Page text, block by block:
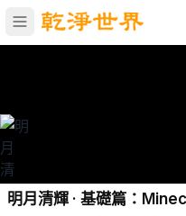
明月清輝 · 基礎篇：